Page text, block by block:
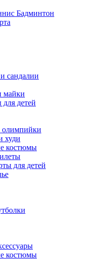
Бадминтон
сандалии
майки
для детей
олимпийки
худи
костюмы
для детей
костюмы